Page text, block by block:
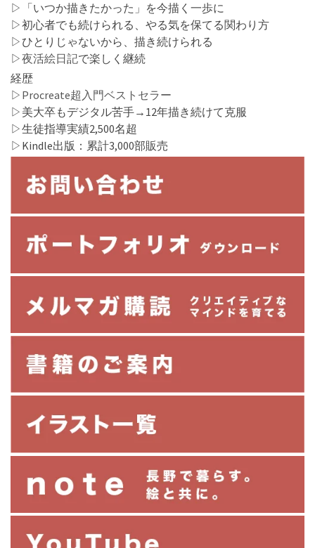
▷「いつか描きたかった」を今描く一歩に
▷初心者でも続けられる、やる気を保てる関わり方
▷ひとりじゃないから、描き続けられる
▷夜活絵日記で楽しく継続
経歴
▷ Procreate超入門ベストセラー
▷美大卒もデジタル苦手→12年描き続けて克服
▷生徒指導実績2,500名超
▷Kindle出版：累計3,000部販売